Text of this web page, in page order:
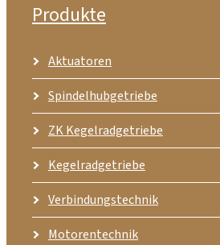
Produkte
Aktuatoren
Spindelhubgetriebe
ZK Kegelradgetriebe
Kegelradgetriebe
Verbindungstechnik
Motorentechnik